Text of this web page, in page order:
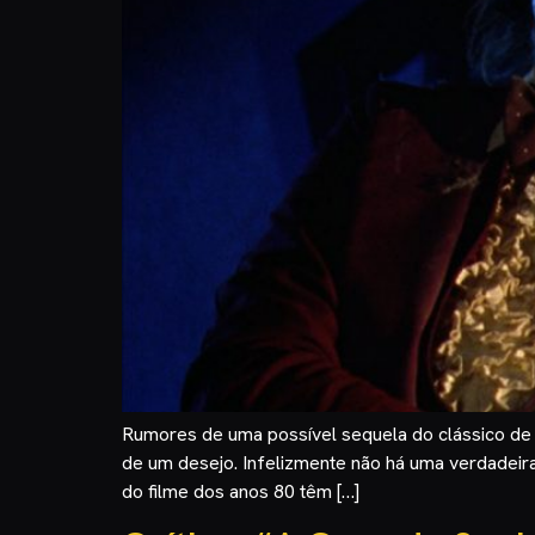
Rumores de uma possível sequela do clássico
de um desejo. Infelizmente não há uma
do filme dos anos 80 têm […]